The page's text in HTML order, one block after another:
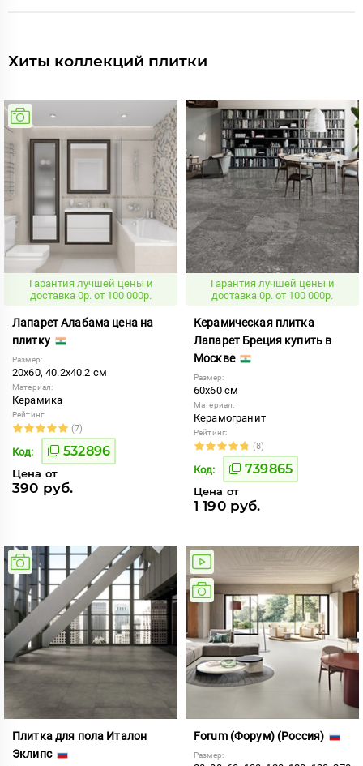
Хиты коллекций плитки
Гарантия лучшей цены и
доставка 0р. от 100 000р.
Лапарет Алабама цена на
плитку
Размер:
20x60, 40.2x40.2 см
Материал:
Керамика
Рейтинг:
(7)
Код: 532896
Цена от
390 руб.
Гарантия лучшей цены и
доставка 0р. от 100 000р.
Керамическая плитка
Лапарет Бреция купить в
Москве
Размер:
60x60 см
Материал:
Керамогранит
Рейтинг:
(8)
Код: 739865
Цена от
1 190 руб.
Плитка для пола Италон
Эклипс
Forum (Форум) (Россия)
Размер: